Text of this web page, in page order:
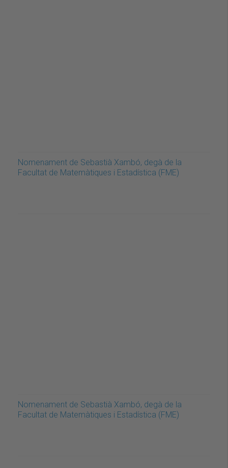
Nomenament de Sebastià Xambó, degà de la
Facultat de Matemàtiques i Estadística (FME)
Nomenament de Sebastià Xambó, degà de la
Facultat de Matemàtiques i Estadística (FME)